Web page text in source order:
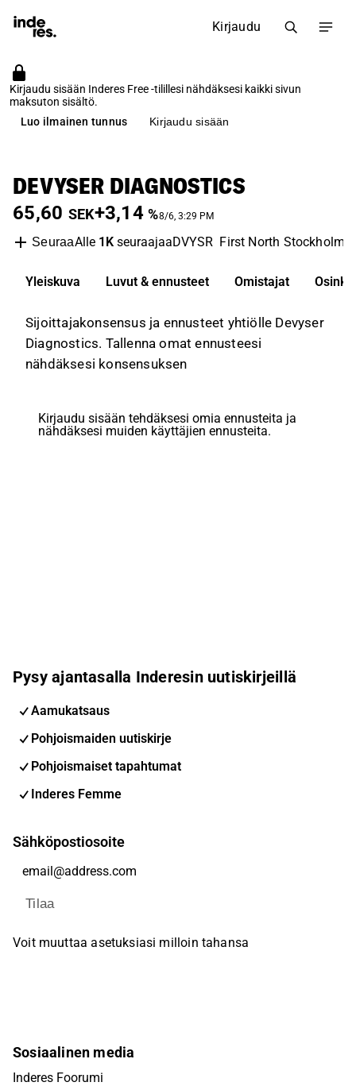
Kirjaudu
Kirjaudu sisään Inderes Free -tilillesi nähdäksesi kaikki sivun
maksuton sisältö.
Luo ilmainen tunnus
Kirjaudu sisään
DEVYSER DIAGNOSTICS
65,60 SEK+3,14 %8/6, 3:29 PM
SeuraaAlle 1KseuraajaaDVYSR First North Stockholm
Yleiskuva Luvut & ennusteet Omistajat Osinko
Sijoittajakonsensus ja ennusteet yhtiölle Devyser
Diagnostics. Tallenna omat ennusteesi
nähdäksesi konsensuksen
Kirjaudu sisään tehdäksesi omia ennusteita ja
nähdäksesi muiden käyttäjien ennusteita.
Pysy ajantasalla Inderesin uutiskirjeillä
Aamukatsaus
Pohjoismaiden uutiskirje
Pohjoismaiset tapahtumat
Inderes Femme
Sähköpostiosoite
Tilaa
Voit muuttaa asetuksiasi milloin tahansa
Sosiaalinen media
Inderes Foorumi